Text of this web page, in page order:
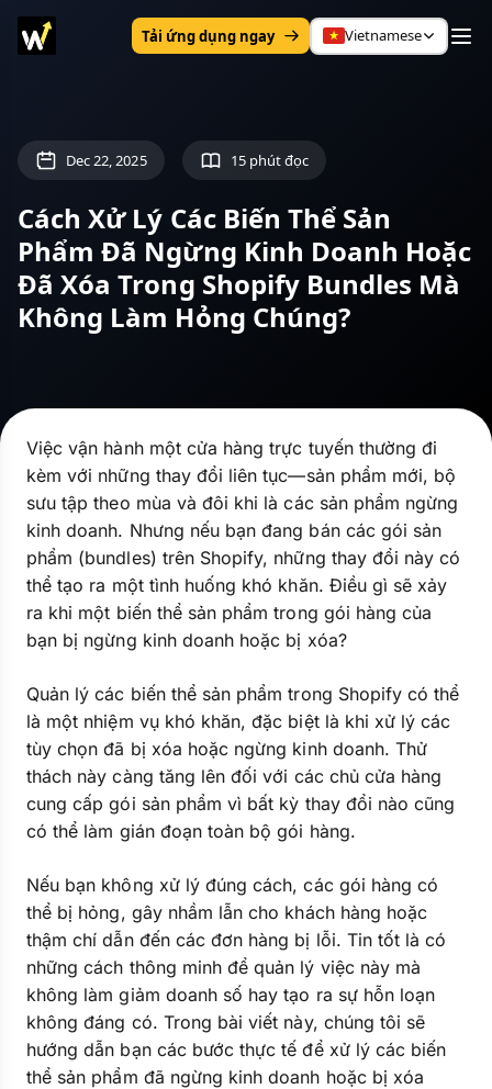
Tải ứng dụng ngay Vietnamese
Dec 22, 2025 15 phút đọc
Cách Xử Lý Các Biến Thể Sản
Phẩm Đã Ngừng Kinh Doanh Hoặc
Đã Xóa Trong Shopify Bundles Mà
Không Làm Hỏng Chúng?
Việc vận hành một cửa hàng trực tuyến thường đi
kèm với những thay đổi liên tục—sản phẩm mới, bộ
sưu tập theo mùa và đôi khi là các sản phẩm ngừng
kinh doanh. Nhưng nếu bạn đang bán các gói sản
phẩm (bundles) trên Shopify, những thay đổi này có
thể tạo ra một tình huống khó khăn. Điều gì sẽ xảy
ra khi một biến thể sản phẩm trong gói hàng của
bạn bị ngừng kinh doanh hoặc bị xóa?
Quản lý các biến thể sản phẩm trong Shopify có thể
là một nhiệm vụ khó khăn, đặc biệt là khi xử lý các
tùy chọn đã bị xóa hoặc ngừng kinh doanh. Thử
thách này càng tăng lên đối với các chủ cửa hàng
cung cấp gói sản phẩm vì bất kỳ thay đổi nào cũng
có thể làm gián đoạn toàn bộ gói hàng.
Nếu bạn không xử lý đúng cách, các gói hàng có
thể bị hỏng, gây nhầm lẫn cho khách hàng hoặc
thậm chí dẫn đến các đơn hàng bị lỗi. Tin tốt là có
những cách thông minh để quản lý việc này mà
không làm giảm doanh số hay tạo ra sự hỗn loạn
không đáng có. Trong bài viết này, chúng tôi sẽ
hướng dẫn bạn các bước thực tế để xử lý các biến
thể sản phẩm đã ngừng kinh doanh hoặc bị xóa